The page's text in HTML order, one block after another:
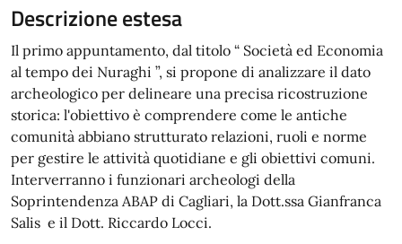
Descrizione estesa
Il primo appuntamento, dal titolo “ Società ed Economia
al tempo dei Nuraghi ”, si propone di analizzare il dato
archeologico per delineare una precisa ricostruzione
storica: l'obiettivo è comprendere come le antiche
comunità abbiano strutturato relazioni, ruoli e norme
per gestire le attività quotidiane e gli obiettivi comuni.
Interverranno i funzionari archeologi della
Soprintendenza ABAP di Cagliari, la Dott.ssa Gianfranca
Salis e il Dott. Riccardo Locci.